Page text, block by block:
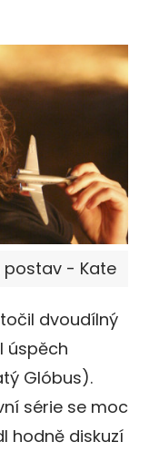
postav - Kate
dvoudílný
úspěch
Glóbus).
série se moc
hodně diskuzí